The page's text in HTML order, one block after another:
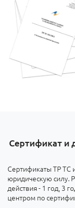
Сертификат и
Сертификаты ТР ТС
юридическую силу.
действия - 1 год, 3
центром по